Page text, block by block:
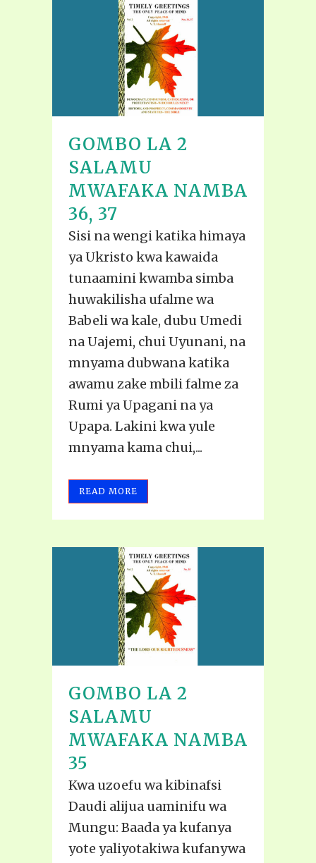
GOMBO LA 2
SALAMU
MWAFAKA NAMBA
36, 37
Sisi na wengi katika himaya
ya Ukristo kwa kawaida
tunaamini kwamba simba
huwakilisha ufalme wa
Babeli wa kale, dubu Umedi
na Uajemi, chui Uyunani, na
mnyama dubwana katika
awamu zake mbili falme za
Rumi ya Upagani na ya
Upapa. Lakini kwa yule
mnyama kama chui,...
READ MORE
GOMBO LA 2
SALAMU
MWAFAKA NAMBA
35
Kwa uzoefu wa kibinafsi
Daudi alijua uaminifu wa
Mungu: Baada ya kufanya
yote yaliyotakiwa kufanywa